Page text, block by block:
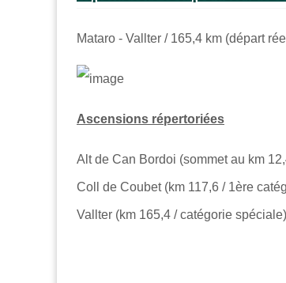
Mataro - Vallter / 165,4 km (départ
Ascensions répertoriées
Alt de Can Bordoi (sommet au km
Coll de Coubet (km 117,6 / 1ère
Vallter (km 165,4 / catégorie